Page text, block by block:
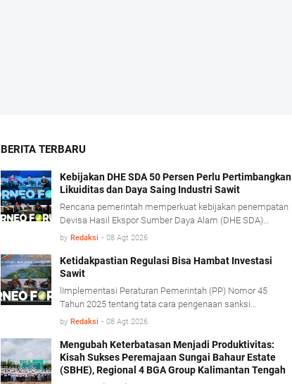
BERITA TERBARU
Kebijakan DHE SDA 50 Persen Perlu Pertimbangkan
Likuiditas dan Daya Saing Industri Sawit
Rencana pemerintah memperkuat kebijakan penempatan
Devisa Hasil Ekspor Sumber Daya Alam (DHE SDA)
menjadi 50 persen dinilai perlu mempertimbangkan
sawit.
by Redaksi - 08 Agt 2026
Ketidakpastian Regulasi Bisa Hambat Investasi
Sawit
lImplementasi Peraturan Pemerintah (PP) Nomor 45
Tahun 2025 tentang tata cara pengenaan sanksi
administratif di bidang kehutanan diharapkan mampu
investasi.
by Redaksi - 08 Agt 2026
Mengubah Keterbatasan Menjadi Produktivitas:
Kisah Sukses Peremajaan Sungai Bahaur Estate
(SBHE), Regional 4 BGA Group Kalimantan Tengah